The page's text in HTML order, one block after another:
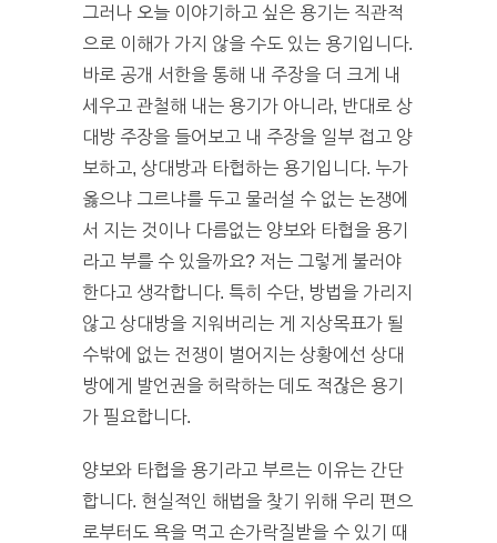
그러나 오늘 이야기하고 싶은 용기는 직관적
으로 이해가 가지 않을 수도 있는 용기입니다.
바로 공개 서한을 통해 내 주장을 더 크게 내
세우고 관철해 내는 용기가 아니라, 반대로 상
대방 주장을 들어보고 내 주장을 일부 접고 양
보하고, 상대방과 타협하는 용기입니다. 누가
옳으냐 그르냐를 두고 물러설 수 없는 논쟁에
서 지는 것이나 다름없는 양보와 타협을 용기
라고 부를 수 있을까요? 저는 그렇게 불러야
한다고 생각합니다. 특히 수단, 방법을 가리지
않고 상대방을 지워버리는 게 지상목표가 될
수밖에 없는 전쟁이 벌어지는 상황에선 상대
방에게 발언권을 허락하는 데도 적잖은 용기
가 필요합니다.
양보와 타협을 용기라고 부르는 이유는 간단
합니다. 현실적인 해법을 찾기 위해 우리 편으
로부터도 욕을 먹고 손가락질받을 수 있기 때